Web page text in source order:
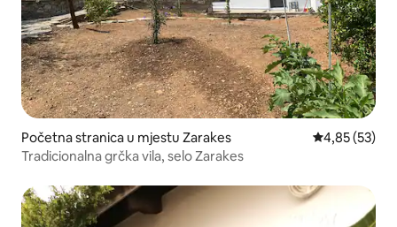
Početna stranica u mjestu Zarakes prosječna
4,85 (53)
Tradicionalna grčka vila, selo Zarakes